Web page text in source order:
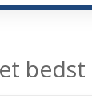
bedst